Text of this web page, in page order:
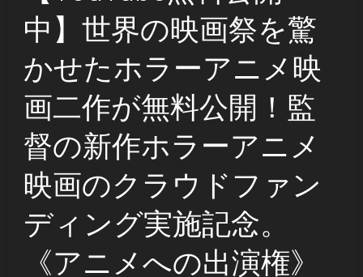
中】世界の映画祭を驚
かせたホラーアニメ映
画二作が無料公開！監
督の新作ホラーアニメ
映画のクラウドファン
ディング実施記念。
《アニメへの出演権》